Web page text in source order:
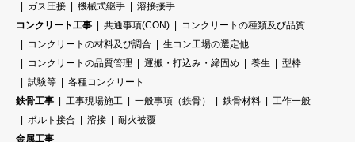
ガス圧接
機械式継手
溶接接手
コンクリート工事
共通事項(CON)
コンクリートの種類及び品質
コンクリートの材料及び調合
生コン工場の選定他
コンクリートの品質管理
運搬・打込み・締固め 養生
型枠
試験等
各種コンクリート
鉄骨工事
工事現場施工 一般事項（鉄骨） 鉄骨材料
工作一般
ボルト接合
溶接
耐火被覆
金属工事